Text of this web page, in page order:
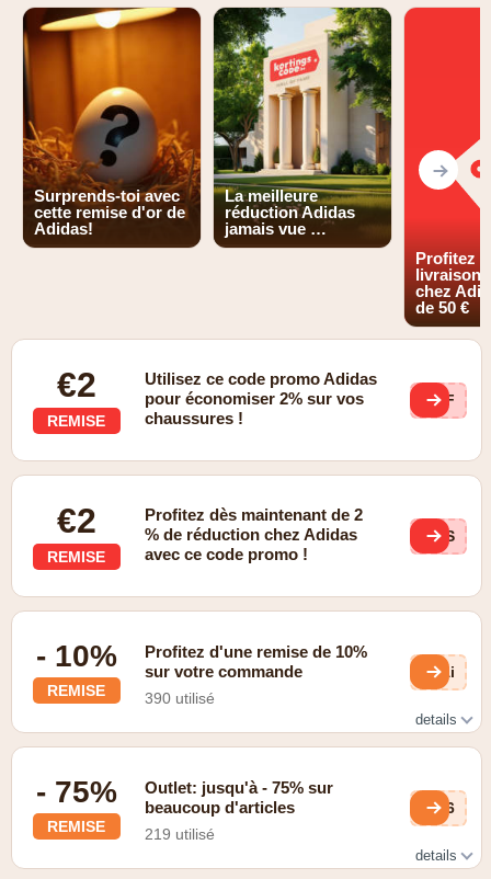
Surprends-toi avec
cette remise d'or de
Adidas!
La meilleure
réduction Adidas
jamais vue …
Profitez
livraison
chez
de 50 €
€2
REMISE
Utilisez ce code promo Adidas
pour économiser 2% sur vos
chaussures !
AFF
€2
REMISE
Profitez dès maintenant de 2
% de réduction chez Adidas
avec ce code promo !
MSS
- 10%
REMISE
Profitez d'une remise de 10%
sur votre commande
390 utilisé
uAi
details
- 75%
REMISE
Outlet: jusqu'à - 75% sur
beaucoup d'articles
219 utilisé
TN6
details